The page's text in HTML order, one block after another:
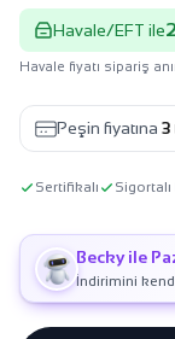
Havale/EFT ile
Havale fiyatı sipariş
Peşin fiyatına
Sertifikalı
Becky ile
İndirimini